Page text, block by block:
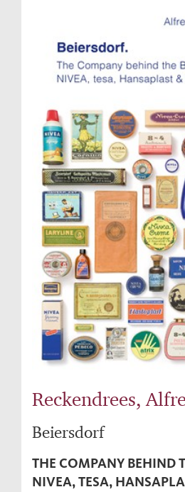
Reckendrees,
Beiersdorf
THE COMPANY BEHIND
NIVEA, TESA,